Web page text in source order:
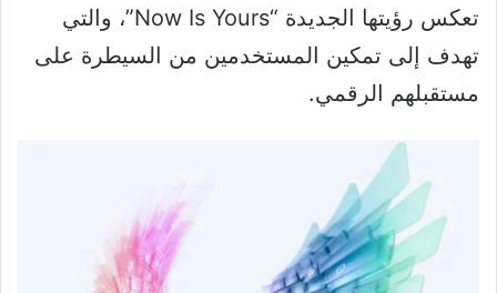
تعكس رؤيتها الجديدة “Now Is Yours”، والتي
تهدف إلى تمكين المستخدمين من السيطرة على
مستقبلهم الرقمي.